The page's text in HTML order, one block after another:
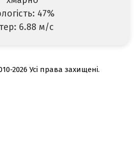
47%
6.88 м/с
2026 Усі права захищені.